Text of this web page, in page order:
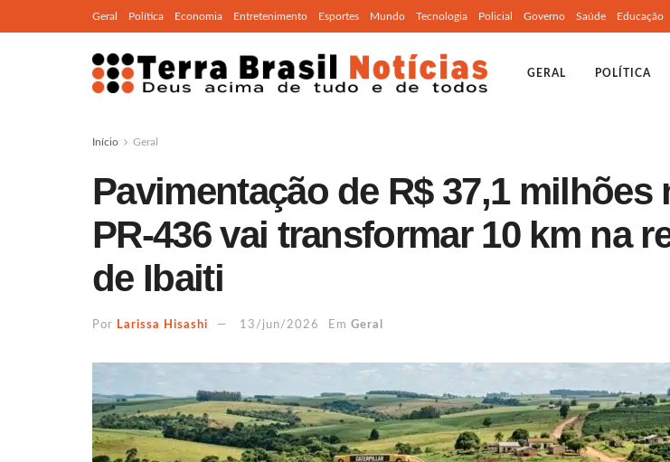
Geral Política Economia Entretenimento Esportes Mundo Tecnologia Policial Governo Saúde Educação
GERAL POLÍTICA
Início Geral
Pavimentação de R$ 37,1 milhões
PR-436 vai transformar 10 km na
de Ibaiti
Por Larissa Hisashi 13/jun/2026 Em Geral